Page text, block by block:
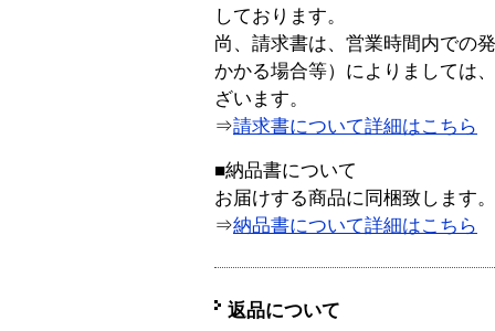
しております。
尚、請求書は、営業時間内での
かかる場合等）によりましては
ざいます。
⇒請求書について詳細はこちら
■納品書について
お届けする商品に同梱致します。
⇒納品書について詳細はこちら
返品について